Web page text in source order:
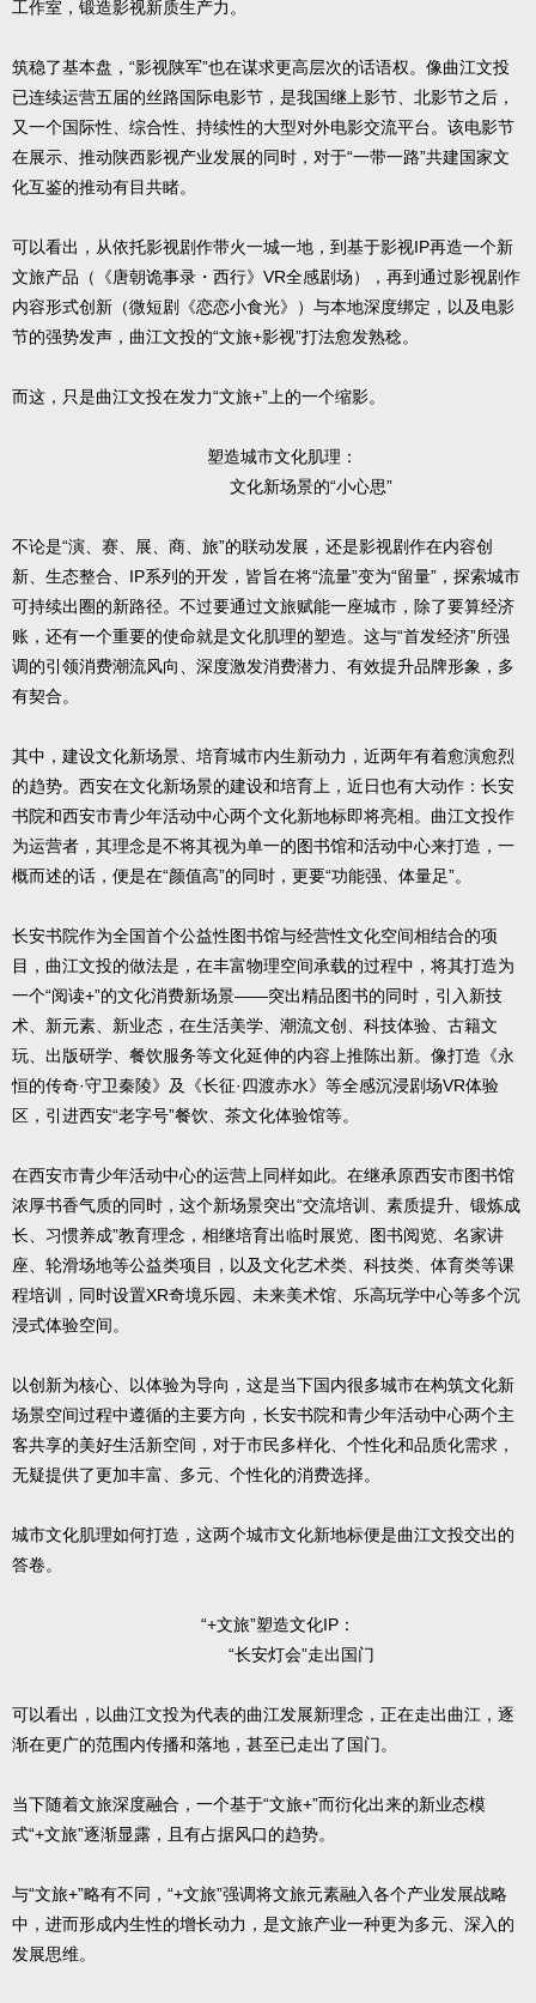
工作室，锻造影视新质生产力。
筑稳了基本盘，“影视陕军”也在谋求更高层次的话语权。像曲江文投
已连续运营五届的丝路国际电影节，是我国继上影节、北影节之后，
又一个国际性、综合性、持续性的大型对外电影交流平台。该电影节
在展示、推动陕西影视产业发展的同时，对于“一带一路”共建国家文
化互鉴的推动有目共睹。
可以看出，从依托影视剧作带火一城一地，到基于影视IP再造一个新
文旅产品（《唐朝诡事录・西行》VR全感剧场），再到通过影视剧作
内容形式创新（微短剧《恋恋小食光》）与本地深度绑定，以及电影
节的强势发声，曲江文投的“文旅+影视”打法愈发熟稔。
而这，只是曲江文投在发力“文旅+”上的一个缩影。
塑造城市文化肌理：
文化新场景的“小心思”
不论是“演、赛、展、商、旅”的联动发展，还是影视剧作在内容创
新、生态整合、IP系列的开发，皆旨在将“流量”变为“留量”，探索城市
可持续出圈的新路径。不过要通过文旅赋能一座城市，除了要算经济
账，还有一个重要的使命就是文化肌理的塑造。这与“首发经济”所强
调的引领消费潮流风向、深度激发消费潜力、有效提升品牌形象，多
有契合。
其中，建设文化新场景、培育城市内生新动力，近两年有着愈演愈烈
的趋势。西安在文化新场景的建设和培育上，近日也有大动作：长安
书院和西安市青少年活动中心两个文化新地标即将亮相。曲江文投作
为运营者，其理念是不将其视为单一的图书馆和活动中心来打造，一
概而述的话，便是在“颜值高”的同时，更要“功能强、体量足”。
长安书院作为全国首个公益性图书馆与经营性文化空间相结合的项
目，曲江文投的做法是，在丰富物理空间承载的过程中，将其打造为
一个“阅读+”的文化消费新场景——突出精品图书的同时，引入新技
术、新元素、新业态，在生活美学、潮流文创、科技体验、古籍文
玩、出版研学、餐饮服务等文化延伸的内容上推陈出新。像打造《永
恒的传奇·守卫秦陵》及《长征·四渡赤水》等全感沉浸剧场VR体验
区，引进西安“老字号”餐饮、茶文化体验馆等。
在西安市青少年活动中心的运营上同样如此。在继承原西安市图书馆
浓厚书香气质的同时，这个新场景突出“交流培训、素质提升、锻炼成
长、习惯养成”教育理念，相继培育出临时展览、图书阅览、名家讲
座、轮滑场地等公益类项目，以及文化艺术类、科技类、体育类等课
程培训，同时设置XR奇境乐园、未来美术馆、乐高玩学中心等多个沉
浸式体验空间。
以创新为核心、以体验为导向，这是当下国内很多城市在构筑文化新
场景空间过程中遵循的主要方向，长安书院和青少年活动中心两个主
客共享的美好生活新空间，对于市民多样化、个性化和品质化需求，
无疑提供了更加丰富、多元、个性化的消费选择。
城市文化肌理如何打造，这两个城市文化新地标便是曲江文投交出的
答卷。
“+文旅”塑造文化IP：
“长安灯会”走出国门
可以看出，以曲江文投为代表的曲江发展新理念，正在走出曲江，逐
渐在更广的范围内传播和落地，甚至已走出了国门。
当下随着文旅深度融合，一个基于“文旅+”而衍化出来的新业态模
式“+文旅”逐渐显露，且有占据风口的趋势。
与“文旅+”略有不同，“+文旅”强调将文旅元素融入各个产业发展战略
中，进而形成内生性的增长动力，是文旅产业一种更为多元、深入的
发展思维。